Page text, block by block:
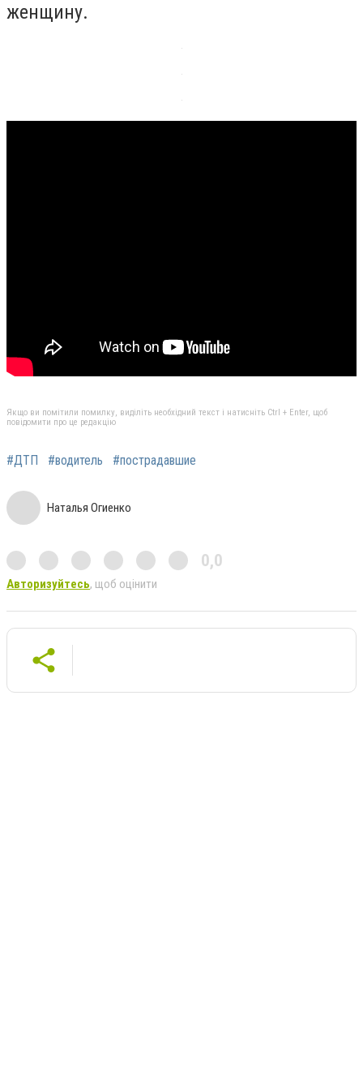
женщину.
Якщо ви помітили помилку, виділіть необхідний текст і натисніть Ctrl + Enter, щоб
повідомити про це редакцію
#ДТП #водитель #пострадавшие
Наталья Огиенко
0,0
Авторизуйтесь, щоб оцінити